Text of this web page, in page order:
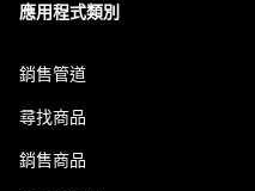
應用程式類別
銷售管道
尋找商品
銷售商品